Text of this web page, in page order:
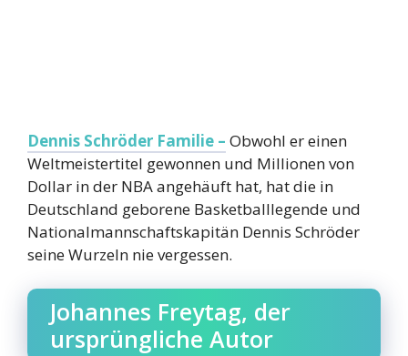
Dennis Schröder Familie – Obwohl er einen
Weltmeistertitel gewonnen und Millionen von
Dollar in der NBA angehäuft hat, hat die in
Deutschland geborene Basketballlegende und
Nationalmannschaftskapitän Dennis Schröder
seine Wurzeln nie vergessen.
Johannes Freytag, der
ursprüngliche Autor